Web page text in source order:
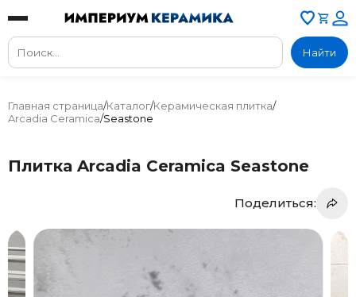
Найти
Главная страница/Каталог/Керамическая плитка/
Arcadia Ceramica/Seastone
Плитка Arcadia Ceramica Seastone
Поделиться: